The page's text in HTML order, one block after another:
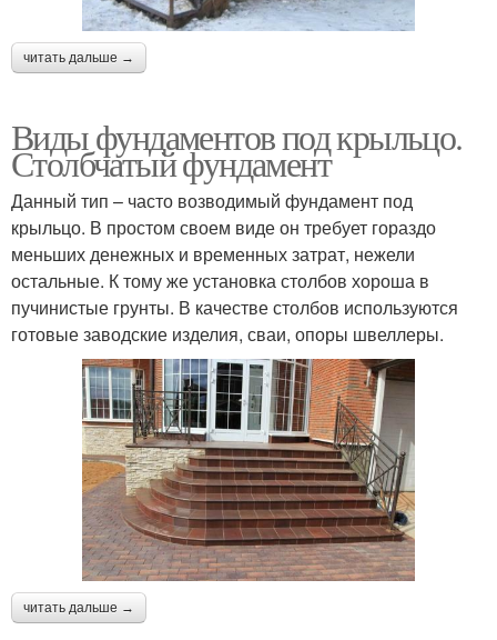
читать дальше →
Виды фундаментов под крыльцо.
Столбчатый фундамент
Данный тип – часто возводимый фундамент под
крыльцо. В простом своем виде он требует гораздо
меньших денежных и временных затрат, нежели
остальные. К тому же установка столбов хороша в
пучинистые грунты. В качестве столбов используются
готовые заводские изделия, сваи, опоры швеллеры.
читать дальше →